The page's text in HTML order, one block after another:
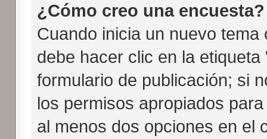
¿Cómo creo una encuesta?
Cuando inicia un nuevo
debe hacer clic en la
formulario de publicación; si
los permisos apropiados
al menos dos opciones en el